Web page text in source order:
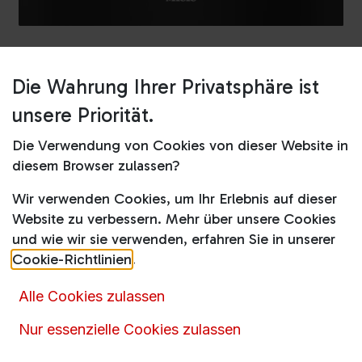
Shop
Dampfgarer
DGC 7250 Obsidianschwarz
DGC 7250 Obsidianschwarz
1.777,00 € inkl. MwSt. 2.179,00 €
Artikelnummer :
15655
Die Wahrung Ihrer Privatsphäre ist
unsere Priorität.
Die Verwendung von Cookies von dieser Website in
diesem Browser zulassen?
Wir verwenden Cookies, um Ihr Erlebnis auf dieser
Website zu verbessern. Mehr über unsere Cookies
und wie wir sie verwenden, erfahren Sie in unserer
Cookie-Richtlinien.
Alle Cookies zulassen
Nur essenzielle Cookies zulassen